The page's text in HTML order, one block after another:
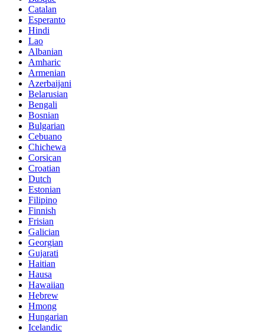
Catalan
Esperanto
Hindi
Lao
Albanian
Amharic
Armenian
Azerbaijani
Belarusian
Bengali
Bosnian
Bulgarian
Cebuano
Chichewa
Corsican
Croatian
Dutch
Estonian
Filipino
Finnish
Frisian
Galician
Georgian
Gujarati
Haitian
Hausa
Hawaiian
Hebrew
Hmong
Hungarian
Icelandic